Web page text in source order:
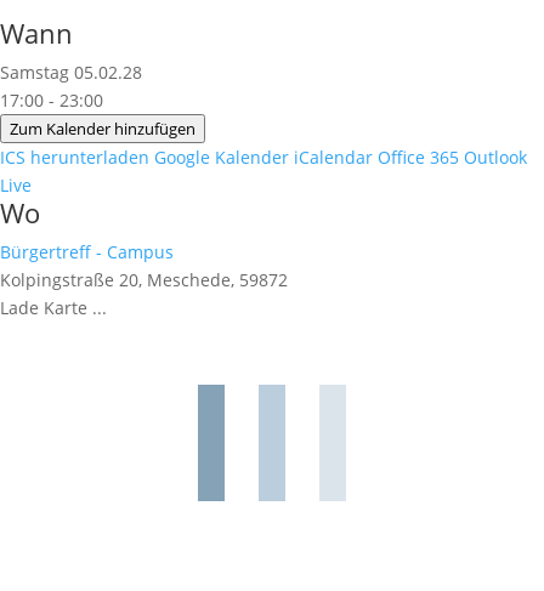
Wann
Samstag 05.02.28
17:00 - 23:00
Zum Kalender hinzufügen
ICS herunterladen Google Kalender iCalendar Office 365 Outlook
Live
Wo
Bürgertreff - Campus
Kolpingstraße 20, Meschede, 59872
Lade Karte ...